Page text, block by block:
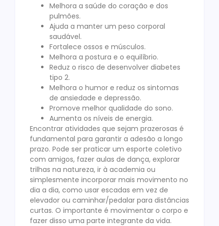
Melhora a saúde do coração e dos
pulmões.
Ajuda a manter um peso corporal
saudável.
Fortalece ossos e músculos.
Melhora a postura e o equilíbrio.
Reduz o risco de desenvolver diabetes
tipo 2.
Melhora o humor e reduz os sintomas
de ansiedade e depressão.
Promove melhor qualidade do sono.
Aumenta os níveis de energia.
Encontrar atividades que sejam prazerosas é
fundamental para garantir a adesão a longo
prazo. Pode ser praticar um esporte coletivo
com amigos, fazer aulas de dança, explorar
trilhas na natureza, ir à academia ou
simplesmente incorporar mais movimento no
dia a dia, como usar escadas em vez de
elevador ou caminhar/pedalar para distâncias
curtas. O importante é movimentar o corpo e
fazer disso uma parte integrante da vida.